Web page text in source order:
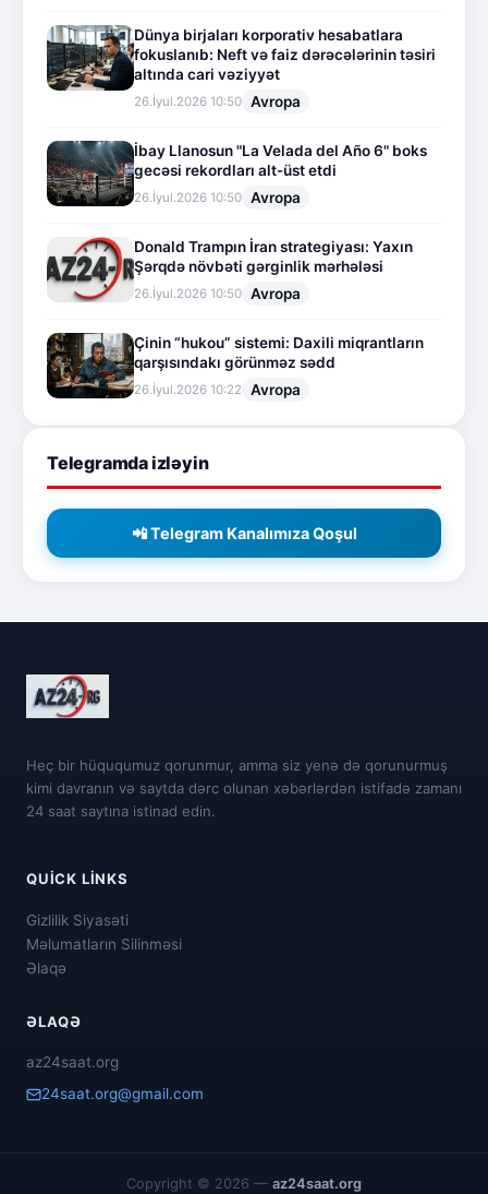
Dünya birjaları korporativ hesabatlara
fokuslanıb: Neft və faiz dərəcələrinin təsiri
altında cari vəziyyət
26.İyul.2026 10:50 Avropa
İbay Llanosun "La Velada del Año 6" boks
gecəsi rekordları alt-üst etdi
26.İyul.2026 10:50 Avropa
Donald Trampın İran strategiyası: Yaxın
Şərqdə növbəti gərginlik mərhələsi
26.İyul.2026 10:50 Avropa
Çinin “hukou” sistemi: Daxili miqrantların
qarşısındakı görünməz sədd
26.İyul.2026 10:22 Avropa
Telegramda izləyin
📲 Telegram Kanalımıza Qoşul
Heç bir hüququmuz qorunmur, amma siz yenə də qorunurmuş
kimi davranın və saytda dərc olunan xəbərlərdən istifadə zamanı
24 saat saytına istinad edin.
QUICK LINKS
Gizlilik Siyasəti
Məlumatların Silinməsi
Əlaqə
ƏLAQƏ
az24saat.org
24saat.org@gmail.com
Copyright © 2026 — az24saat.org